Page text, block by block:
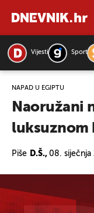
Vijesti Sport
NAPAD U EGIPTU
Naoružani
luksuznom
Piše D.Š., 08. siječnja
PRETRAŽITE VIJESTI